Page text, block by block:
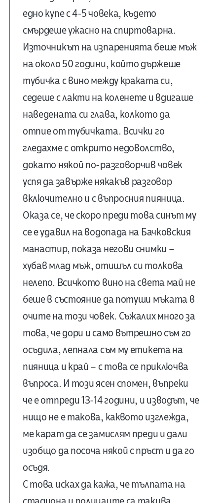
едно купе с 4-5 човека, където
смърдеше ужасно на спиртоварна.
Източникът на изпаренията беше мъж
на около 50 години, който държеше
тубичка с вино между краката си,
седеше с лакти на коленете и вдигаше
наведената си глава, колкото да
отпие от тубичката. Всички го
гледахме с открито недоволство,
докато някой по-разговорчив човек
успя да завърже някакъв разговор
включително и с въпросния пияница.
Оказа се, че скоро преди това синът му
се е удавил на водопада на Бачковския
манастир, показа негови снимки –
хубав млад мъж, отишъл си толкова
нелепо. Всичкото вино на света май не
беше в състояние да потуши мъката в
очите на този човек. Съжалих много за
това, че дори и само вътрешно съм го
осъдила, лепнала съм му етикета на
пияница и край – с това се приключва
въпроса. И този ясен спомен, въпреки
че е отпреди 13-14 години, и изводът, че
нищо не е такова, каквото изглежда,
ме карат да се замислям преди и дали
изобщо да посоча някой с пръст и да го
осъдя.
С това исках да кажа, че тълпата на